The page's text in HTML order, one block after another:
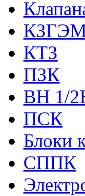
КТЗ
ПЗК
ВН 1/
ПСК
Блоки
СППК